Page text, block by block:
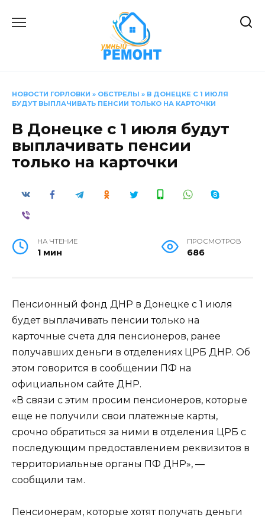
НОВОСТИ ГОРЛОВКИ » ОБСТРЕЛЫ » В ДОНЕЦКЕ С 1 ИЮЛЯ
БУДУТ ВЫПЛАЧИВАТЬ ПЕНСИИ ТОЛЬКО НА КАРТОЧКИ
В Донецке с 1 июля будут
выплачивать пенсии
только на карточки
НА ЧТЕНИЕ
1 мин
ПРОСМОТРОВ
686
Пенсионный фонд ДНР в Донецке с 1 июля
будет выплачивать пенсии только на
карточные счета для пенсионеров, ранее
получавших деньги в отделениях ЦРБ ДНР. Об
этом говорится в сообщении ПФ на
официальном сайте ДНР.
«В связи с этим просим пенсионеров, которые
еще не получили свои платежные карты,
срочно обратиться за ними в отделения ЦРБ с
последующим предоставлением реквизитов в
территориальные органы ПФ ДНР», —
сообщили там.
Пенсионерам, которые хотят получать деньги